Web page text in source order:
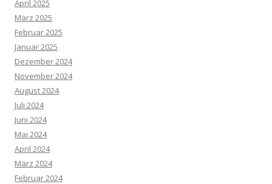
April 2025
März 2025
Februar 2025
Januar 2025
Dezember 2024
November 2024
August 2024
Juli 2024
Juni 2024
Mai 2024
April 2024
März 2024
Februar 2024